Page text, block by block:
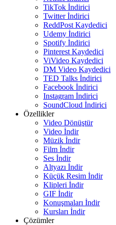
TikTok İndirici
Twitter İndirici
ReddPost Kaydedici
Udemy İndirici
Spotify İndirici
Pinterest Kaydedici
ViVideo Kaydedici
DM Video Kaydedici
TED Talks İndirici
Facebook İndirici
Instagram İndirici
SoundCloud İndirici
Özellikler
Video Dönüştür
Video İndir
Müzik İndir
Film İndir
Ses İndir
Altyazı İndir
Küçük Resim İndir
Klipleri İndir
GIF İndir
Konuşmaları İndir
Kursları İndir
Çözümler